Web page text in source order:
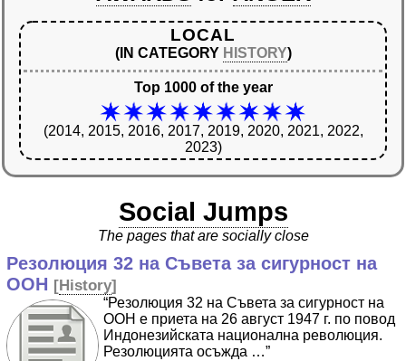
LOCAL
(IN CATEGORY HISTORY)
Top 1000 of the year
(2014, 2015, 2016, 2017, 2019, 2020, 2021, 2022,
2023)
Social Jumps
The pages that are socially close
Резолюция 32 на Съвета за сигурност на
ООН [History]
“Резолюция 32 на Съвета за сигурност на
ООН е приета на 26 август 1947 г. по повод
Индонезийската национална революция.
Резолюцията осъжда …”